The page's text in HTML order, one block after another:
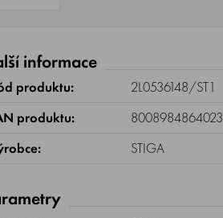
informace
produktu:
2L0536148/ST1
produktu:
8008984864023
STIGA